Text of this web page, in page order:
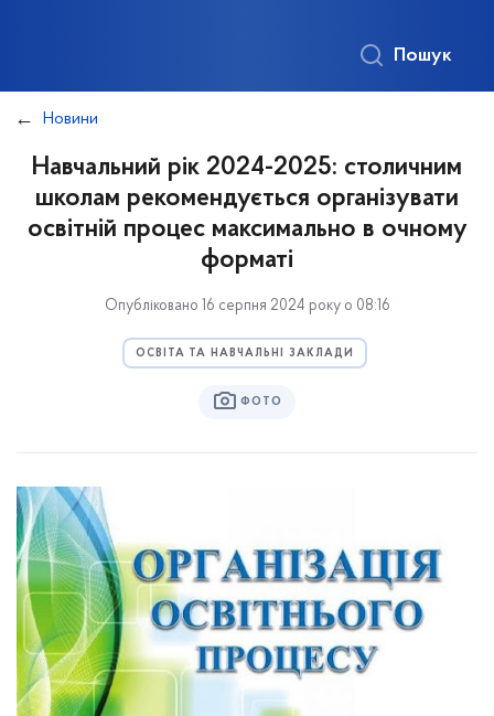
Пошук
Новини
Навчальний рік 2024-2025: столичним
школам рекомендується організувати
освітній процес максимально в очному
форматі
Опубліковано 16 серпня 2024 року о 08:16
ОСВІТА ТА НАВЧАЛЬНІ ЗАКЛАДИ
ФОТО